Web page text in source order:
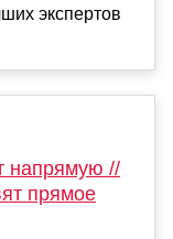
экспертов
напрямую //
прямое